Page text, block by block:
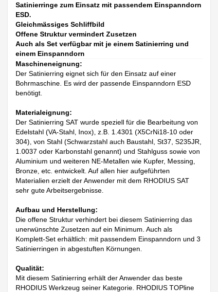
Satinierringe zum Einsatz mit passendem Einspanndorn
ESD.
Gleichmässiges Schliffbild
Offene Struktur vermindert Zusetzen
Auch als Set verfügbar mit je einem Satinierring und
einem Einspanndorn
Maschineneignung:
Der Satinierring eignet sich für den Einsatz auf einer
Bohrmaschine. Es wird der passende Einspanndorn ESD
benötigt.
Materialeignung:
Der Satinierring SAT wurde speziell für die Bearbeitung von
Edelstahl (VA-Stahl, Inox), z.B. 1.4301 (X5CrNi18-10 oder
304), von Stahl (Schwarzstahl auch Baustahl, St37, S235JR,
1.0037 oder Karbonstahl genannt) und Stahlguss sowie von
Aluminium und weiteren NE-Metallen wie Kupfer, Messing,
Bronze, etc. entwickelt. Auf allen hier aufgeführten
Materialien erzielt der Anwender mit dem RHODIUS SAT
sehr gute Arbeitsergebnisse.
Aufbau und Herstellung:
Die offene Struktur verhindert bei diesem Satinierring das
unerwünschte Zusetzen auf ein Minimum. Auch als
Komplett-Set erhältlich: mit passendem Einspanndorn und 3
Satinierringen in abgestuften Körnungen.
Qualität:
Mit diesem Satinierring erhält der Anwender das beste
RHODIUS Werkzeug seiner Kategorie. RHODIUS TOPline